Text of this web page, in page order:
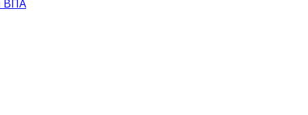
ВПА